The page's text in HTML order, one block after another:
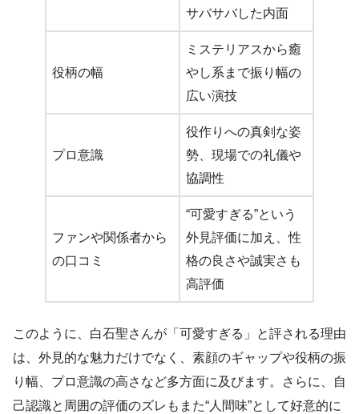
サバサバした内面
役柄の幅
ミステリアスから癒
やし系まで振り幅の
広い演技
プロ意識
役作りへの真剣な姿
勢、現場での礼儀や
協調性
ファンや関係者から
の口コミ
“可愛すぎる”という
外見評価に加え、性
格の良さや誠実さも
高評価
このように、白石聖さんが「可愛すぎる」と評される理由
は、外見的な魅力だけでなく、素顔のギャップや役柄の振
り幅、プロ意識の高さなど多方面に及びます。さらに、自
己認識と周囲の評価のズレもまた“人間味”として好意的に